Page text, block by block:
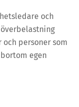
och
personer som
egen